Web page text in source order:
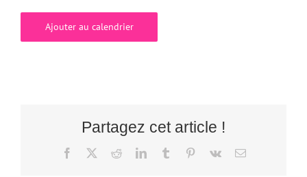
Ajouter au calendrier
Partagez cet article !
Facebook RedditLinkedInTumblr Pinterest
Vk Email